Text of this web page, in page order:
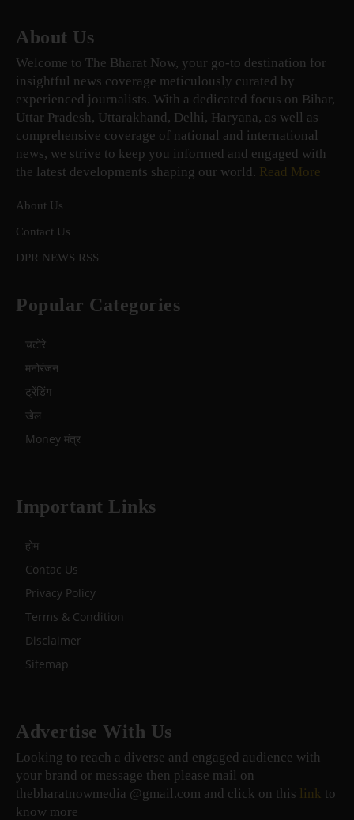
About Us
Welcome to The Bharat Now, your go-to destination for
insightful news coverage meticulously curated by
experienced journalists. With a dedicated focus on Bihar,
Uttar Pradesh, Uttarakhand, Delhi, Haryana, as well as
comprehensive coverage of national and international
news, we strive to keep you informed and engaged with
the latest developments shaping our world. Read More
About Us
Contact Us
DPR NEWS RSS
Popular Categories
चटोरे
मनोरंजन
ट्रेंडिंग
खेल
Money मंत्र
Important Links
होम
Contac Us
Privacy Policy
Terms & Condition
Disclaimer
Sitemap
Advertise With Us
Looking to reach a diverse and engaged audience with
your brand or message then please mail on
thebharatnowmedia @gmail.com and click on this link to
know more